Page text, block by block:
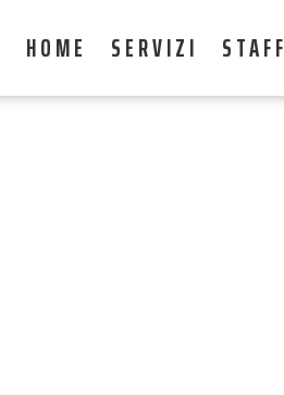
HOME SERVIZI STAFF